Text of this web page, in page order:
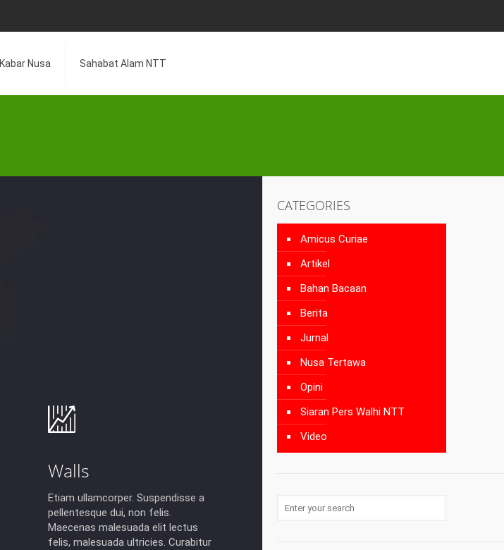
Kabar Nusa Sahabat Alam NTT
Walls
Etiam ullamcorper. Suspendisse a
pellentesque dui, non felis.
Maecenas malesuada elit lectus
felis, malesuada ultricies. Curabitur
CATEGORIES
Amicus Curiae
Artikel
Bahan Bacaan
Berita
Jurnal
Nusa Tertawa
Opini
Siaran Pers Walhi NTT
Video